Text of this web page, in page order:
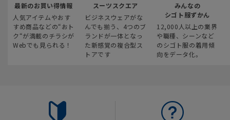
最新のお買い得情報
人気アイテムやおす
すめ商品などの“おト
ク“が満載のチラシが
Webでも見られる！
スーツスクエア
ビジネスウェアがな
んでも揃う、4つのブ
ランドが一体となっ
た新感覚の複合型ス
トアです
みんなの
シゴト服ずかん
12,000人以上の業界
や職種、シーンなど
のシゴト服の着用傾
向をデータ化。